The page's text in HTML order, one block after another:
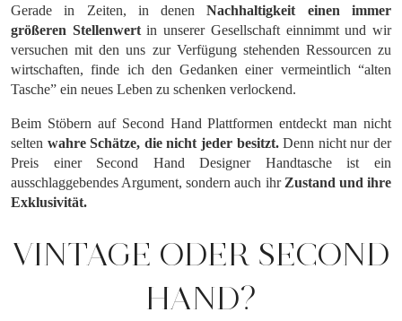
Gerade in Zeiten, in denenNachhaltigkeit einen immer
größeren Stellenwertin unserer Gesellschaft einnimmt und wir
versuchen mit den uns zur Verfügung stehenden Ressourcen zu
wirtschaften, finde ich den Gedanken einer vermeintlich “alten
Tasche” ein neues Leben zu schenken verlockend.
Beim Stöbern auf Second Hand Plattformen entdeckt man nicht
selten wahre Schätze, die nicht jeder besitzt.Denn nicht nur der
Preis einer Second Hand Designer Handtasche ist ein
ausschlaggebendes Argument, sondern auch ihr Zustand und ihre
Exklusivität.
VINTAGE ODER SECOND
HAND?